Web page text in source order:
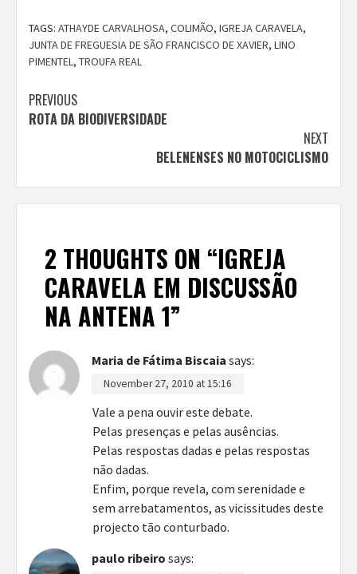
TAGS: ATHAYDE CARVALHOSA, COLIMÃO, IGREJA CARAVELA,
JUNTA DE FREGUESIA DE SÃO FRANCISCO DE XAVIER, LINO
PIMENTEL, TROUFA REAL
Continue
Reading
PREVIOUS
ROTA DA BIODIVERSIDADE
NEXT
BELENENSES NO MOTOCICLISMO
2 THOUGHTS ON “IGREJA
CARAVELA EM DISCUSSÃO
NA ANTENA 1”
Maria de Fátima Biscaia says:
November 27, 2010 at 15:16
Vale a pena ouvir este debate.
Pelas presenças e pelas ausências.
Pelas respostas dadas e pelas respostas
não dadas.
Enfim, porque revela, com serenidade e
sem arrebatamentos, as vicissitudes deste
projecto tão conturbado.
paulo ribeiro says: